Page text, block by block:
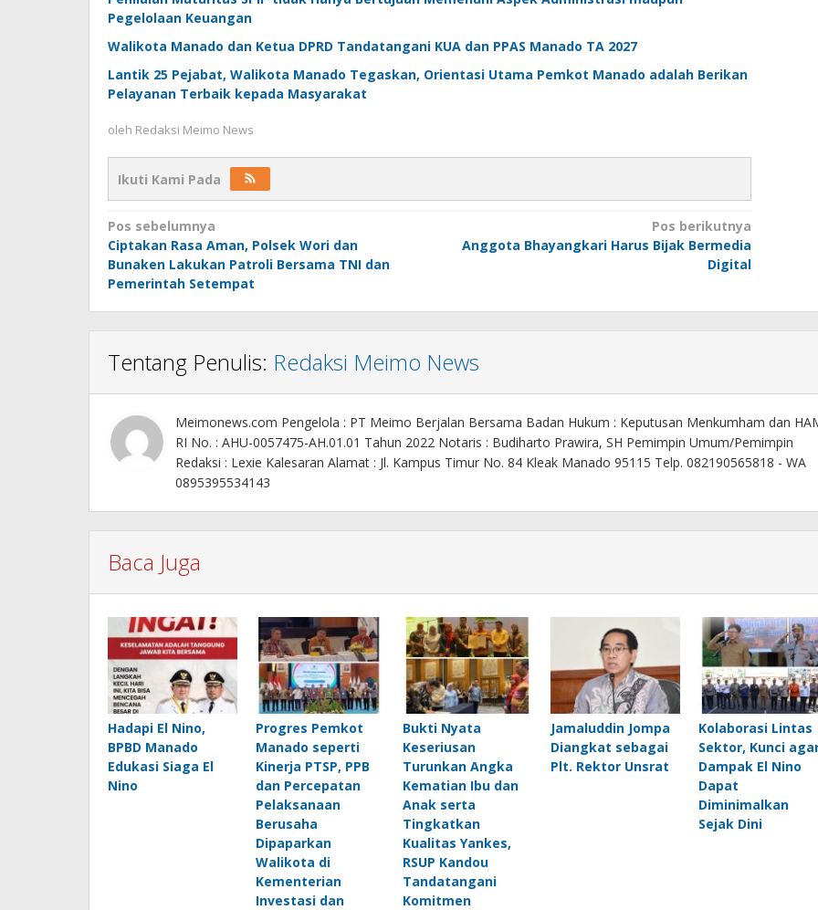
Pegelolaan Keuangan
Walikota Manado dan Ketua DPRD Tandatangani KUA dan PPAS Manado TA 2027
Lantik 25 Pejabat, Walikota Manado Tegaskan, Orientasi Utama Pemkot Manado adalah Berikan
Pelayanan Terbaik kepada Masyarakat
oleh Redaksi Meimo News
Ikuti Kami Pada
Navigasi
pos
Pos sebelumnya
Ciptakan Rasa Aman, Polsek Wori dan
Bunaken Lakukan Patroli Bersama TNI dan
Pemerintah Setempat
Pos berikutnya
Anggota Bhayangkari Harus Bijak Bermedia
Digital
Tentang Penulis: Redaksi Meimo News
Meimonews.com Pengelola : PT Meimo Berjalan Bersama Badan Hukum : Keputusan Menkumham dan
RI No. : AHU-0057475-AH.01.01 Tahun 2022 Notaris : Budiharto Prawira, SH Pemimpin Umum/Pemimpin
Redaksi : Lexie Kalesaran Alamat : Jl. Kampus Timur No. 84 Kleak Manado 95115 Telp. 082190565818 - WA
0895395534143
Baca Juga
Hadapi El Nino,
BPBD Manado
Edukasi Siaga El
Nino
Progres Pemkot
Manado seperti
Kinerja PTSP, PPB
dan Percepatan
Pelaksanaan
Berusaha
Dipaparkan
Walikota di
Kementerian
Investasi dan
Bukti Nyata
Keseriusan
Turunkan Angka
Kematian Ibu dan
Anak serta
Tingkatkan
Kualitas Yankes,
RSUP Kandou
Tandatangani
Komitmen
Jamaluddin Jompa
Diangkat sebagai
Plt. Rektor Unsrat
Kolaborasi Lintas
Sektor, Kunci
Dampak El Nino
Dapat
Diminimalkan
Sejak Dini